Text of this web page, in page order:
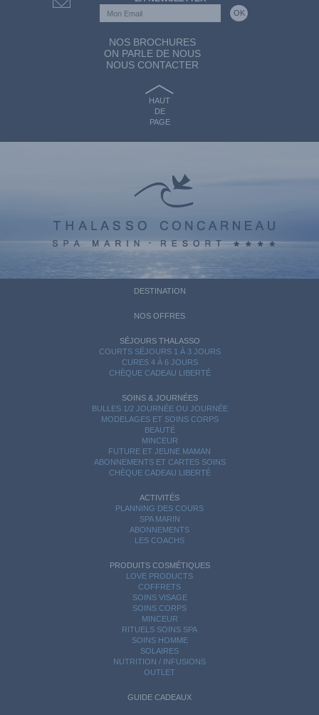
NOS BROCHURES
ON PARLE DE NOUS
NOUS CONTACTER
HAUT
DE
PAGE
DESTINATION
NOS OFFRES
SÉJOURS THALASSO
COURTS SÉJOURS 1 À 3 JOURS
CURES 4 À 6 JOURS
CHÈQUE CADEAU LIBERTÉ
SOINS & JOURNÉES
BULLES 1/2 JOURNÉE OU JOURNÉE
MODELAGES ET SOINS CORPS
BEAUTÉ
MINCEUR
FUTURE ET JEUNE MAMAN
ABONNEMENTS ET CARTES SOINS
CHÈQUE CADEAU LIBERTÉ
ACTIVITÉS
PLANNING DES COURS
SPA MARIN
ABONNEMENTS
LES COACHS
PRODUITS COSMÉTIQUES
LOVE PRODUCTS
COFFRETS
SOINS VISAGE
SOINS CORPS
MINCEUR
RITUELS SOINS SPA
SOINS HOMME
SOLAIRES
NUTRITION / INFUSIONS
OUTLET
GUIDE CADEAUX